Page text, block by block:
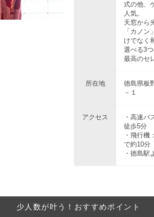
式の他、
人気。
天窓から
「カノ
けでなく
選べる3
最高のセ
所在地
徳島県板
－１
アクセス
・高速
徒歩5分
・飛行機
で約10分
・徳島駅
少人数が叶う！おすすめポイント